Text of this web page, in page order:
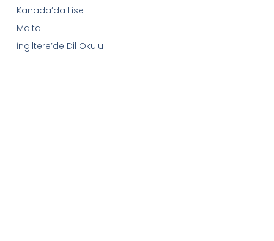
Kanada’da Lise
Malta
İngiltere’de Dil Okulu